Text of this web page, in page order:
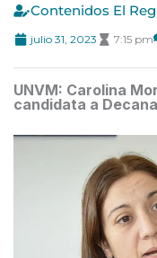
Contenidos El
julio 31, 2023 7:15 pm
UNVM: Carolina
candidata a